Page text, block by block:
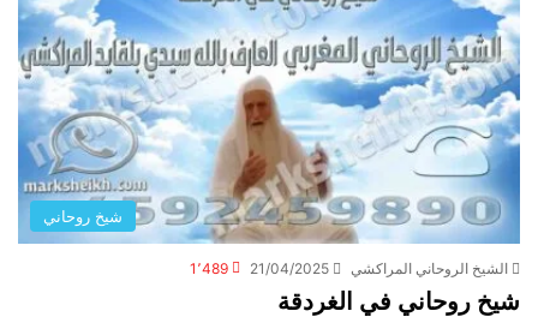
شيخ روحاني
الشيخ الروحاني المراكشي 21/04/2025 1٬489
شيخ روحاني في الغردقة